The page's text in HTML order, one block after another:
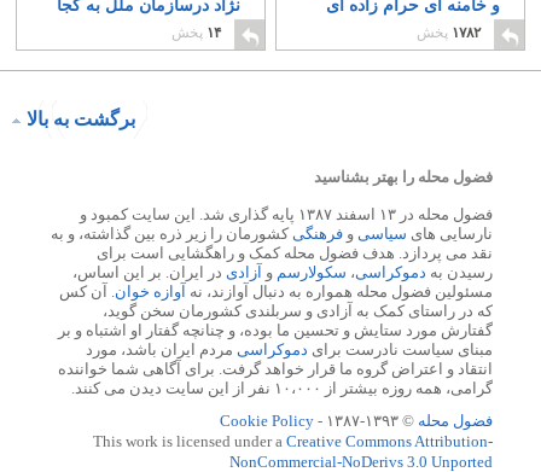
و خامنه ای حرام زاده ای
از هردو
۱۷۸۲ پخش
نژاد درسازمان ملل به کجا
می رسد.؟
۱۴ پخش
برگشت به بالا
فضول محله را بهتر بشناسید
فضول محله در ۱۳ اسفند ۱۳۸۷ پایه گذاری شد. این سایت کمبود و
نارسایی های سیاسی و فرهنگی کشورمان را زیر ذره بین گذاشته، و به
نقد می پردازد. هدف فضول محله کمک و راهگشایی است برای
رسیدن به دموکراسی، سکولارسم و آزادی در ایران. بر این اساس،
مسئولین فضول محله همواره به دنبال آوازند، نه آوازه خوان . آن کس
که در راستای کمک به آزادی و سربلندی کشورمان سخن گوید،
گفتارش مورد ستایش و تحسین ما بوده، و چنانچه گفتار او اشتباه و بر
مبنای سیاست نادرست برای دموکراسی مردم ایران باشد، مورد
انتقاد و اعتراض گروه ما قرار خواهد گرفت. برای آگاهی شما خواننده
گرامی، همه روزه بیشتر از ۱۰،۰۰۰ نفر از این سایت دیدن می کنند.
فضول محله © ۱۳۹۳-۱۳۸۷ -
Cookie Policy
This work is licensed under a Creative Commons Attribution-
NonCommercial-NoDerivs 3.0 Unported